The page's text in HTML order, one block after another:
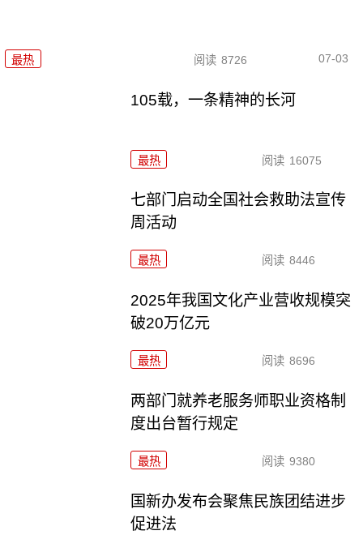
最热 阅读 8726 07-03
105载，一条精神的长河
最热 阅读 16075
七部门启动全国社会救助法宣传
周活动
最热 阅读 8446
2025年我国文化产业营收规模突
破20万亿元
最热 阅读 8696
两部门就养老服务师职业资格制
度出台暂行规定
最热 阅读 9380
国新办发布会聚焦民族团结进步
促进法